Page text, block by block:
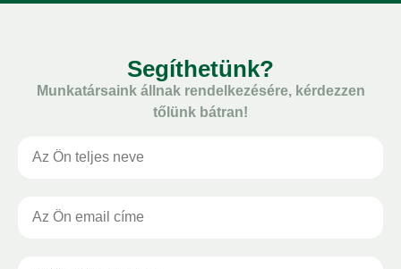
Segíthetünk?
Munkatársaink állnak rendelkezésére, kérdezzen
tőlünk bátran!